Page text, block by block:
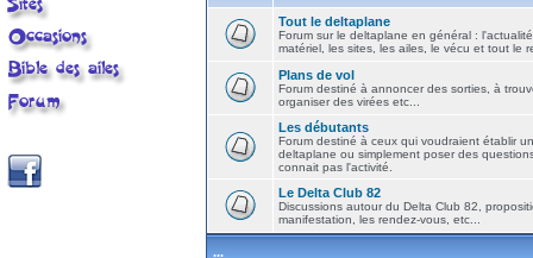
Tout le deltaplane
Forum sur le deltaplane en général :
matériel, les sites, les ailes, le vécu et tout le
Plans de vol
Forum destiné à annoncer des sorties, à
organiser des virées etc...
Les débutants
Forum destiné à ceux qui voudraient établir
deltaplane ou simplement poser des
connait pas l'activité.
Le Delta Club 82
Discussions autour du Delta Club 82,
manifestation, les rendez-vous, etc...
...